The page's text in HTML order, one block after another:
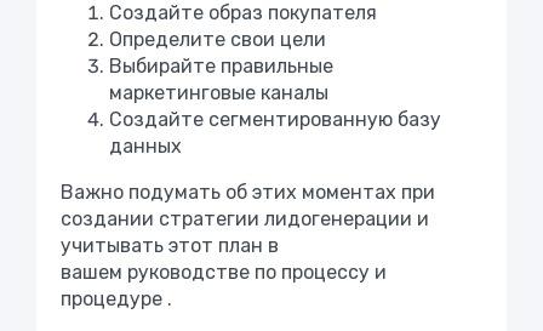
Создайте образ покупателя
Определите свои цели
Выбирайте правильные
маркетинговые каналы
Создайте сегментированную базу
данных
Важно подумать об этих моментах при
создании стратегии лидогенерации и
учитывать этот план в
вашем руководстве по процессу и
процедуре .